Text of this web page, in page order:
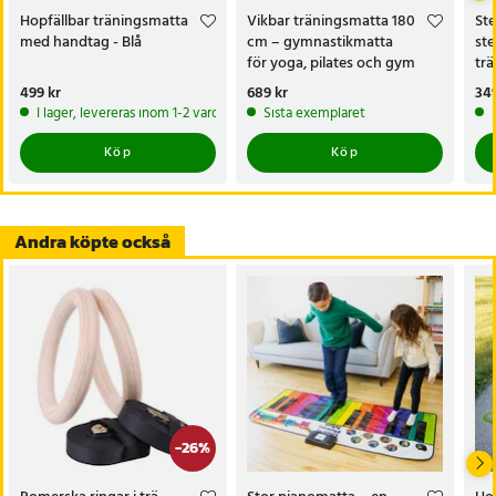
- Mått utfälld: 183 × 61 × 5 cm (L × B × H)
- Mått hopfälld: 61 × 61 × 15 cm (L × B × H)
- Nettovikt: 2 kg
Artikelnummer
Hopfällbar träningsmatta
med handtag - Blå
Pris:499 kr
499 kr
I lager, levereras inom 1-2 vardagar
Köp
Vikbar träningsmatta 180
cm – gymnastikmatta
för yoga, pilates och gym
Pris:689 kr
689 kr
Sista exemplaret
Köp
Andra köpte också
-26%